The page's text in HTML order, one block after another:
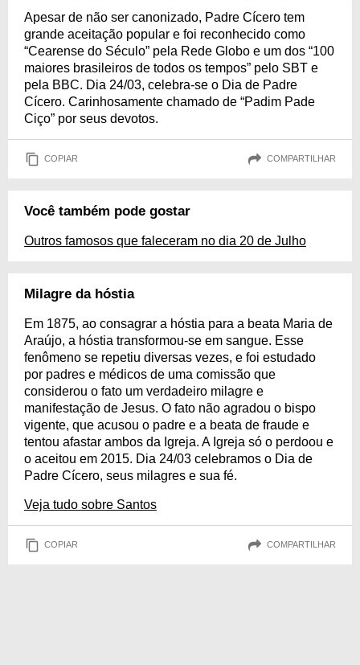
Apesar de não ser canonizado, Padre Cícero tem
grande aceitação popular e foi reconhecido como
“Cearense do Século” pela Rede Globo e um dos “100
maiores brasileiros de todos os tempos” pelo SBT e
pela BBC. Dia 24/03, celebra-se o Dia de Padre
Cícero. Carinhosamente chamado de “Padim Pade
Ciço” por seus devotos.
COPIAR COMPARTILHAR
Você também pode gostar
Outros famosos que faleceram no dia 20 de Julho
Milagre da hóstia
Em 1875, ao consagrar a hóstia para a beata Maria de
Araújo, a hóstia transformou-se em sangue. Esse
fenômeno se repetiu diversas vezes, e foi estudado
por padres e médicos de uma comissão que
considerou o fato um verdadeiro milagre e
manifestação de Jesus. O fato não agradou o bispo
vigente, que acusou o padre e a beata de fraude e
tentou afastar ambos da Igreja. A Igreja só o perdoou e
o aceitou em 2015. Dia 24/03 celebramos o Dia de
Padre Cícero, seus milagres e sua fé.
Veja tudo sobre Santos
COPIAR COMPARTILHAR